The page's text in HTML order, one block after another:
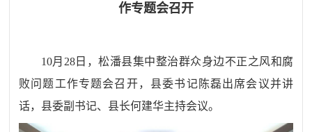
作专题会召开
10月 28日，松潘县集中整治群众身边不正之风和腐
败问题工作专题会召开，县委书记陈磊出席会议并讲
话，县委副书记、县长何建华主持会议。